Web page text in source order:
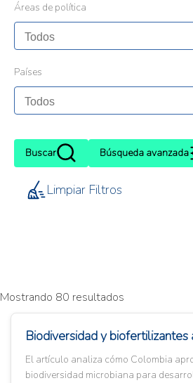
Áreas de política
Países
Buscar Búsqueda avanzada
Limpiar Filtros
Mostrando 80 resultados
Biodiversidad y biofertilizantes
El artículo analiza cómo Colombia
biodiversidad microbiana para